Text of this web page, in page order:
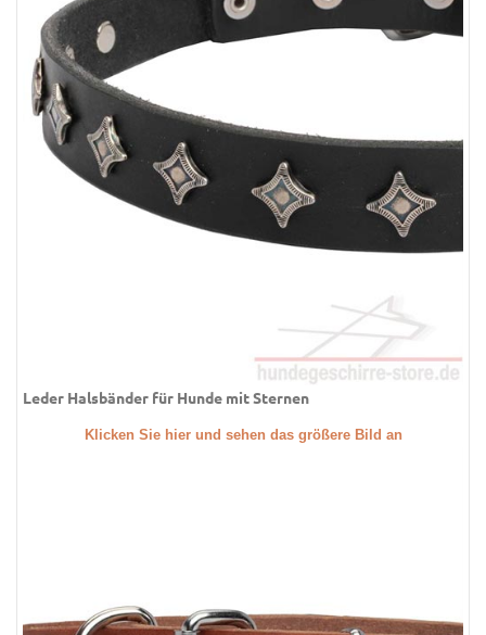
Leder Halsbänder für Hunde mit Sternen
Klicken Sie hier und sehen das größere Bild an